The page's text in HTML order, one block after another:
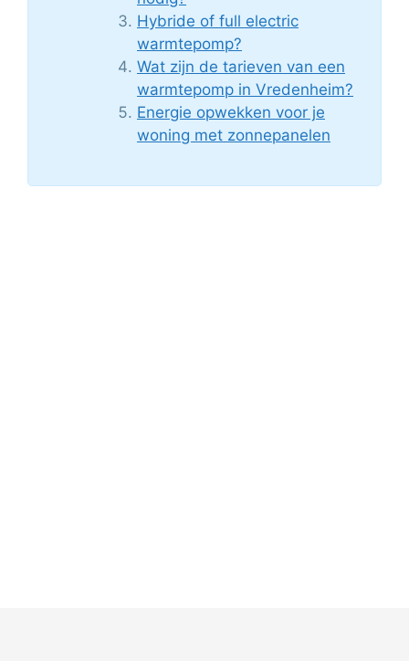
Hybride of full electric
warmtepomp?
Wat zijn de tarieven van een
warmtepomp in Vredenheim?
Energie opwekken voor je
woning met zonnepanelen